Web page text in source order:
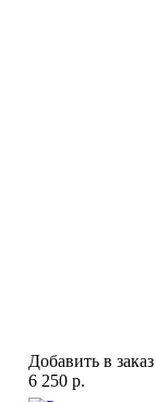
Добавить в заказ
6 250 р.